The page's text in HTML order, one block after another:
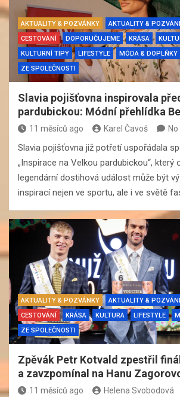
AKTUALITY & POZVÁNKY AKTUALITY &
CESTOVÁNÍ
DOPORUČUJEME KRÁSA
KULTURNÍ TIPY
LIFESTYLE MÓDA & DOPLŇKY
ZE SPOLEČNOSTI
Slavia pojišťovna inspirovala
pardubickou: Módní přehlídka
11 měsíců ago Karel Čavoš
Slavia pojišťovna již potřetí uspořádala
„Inspirace na Velkou pardubickou“, který
legendární dostihová událost může být
inspirací nejen ve sportu, ale i ve světě
AKTUALITY & POZVÁNKY AKTUALITY &
CESTOVÁNÍ
KRÁSA KULTURA LIFESTYLE
ZE SPOLEČNOSTI
Zpěvák Petr Kotvald zpestřil
a zavzpomínal na Hanu
11 měsíců ago Helena Svobodová